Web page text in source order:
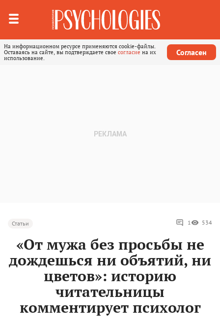
На информационном ресурсе применяются cookie-файлы.
Оставаясь на сайте, вы подтверждаете свое согласие на их
использование.
Согласен
Статьи 1 534
«От мужа без просьбы не
дождешься ни объятий, ни
цветов»: историю
читательницы
комментирует психолог